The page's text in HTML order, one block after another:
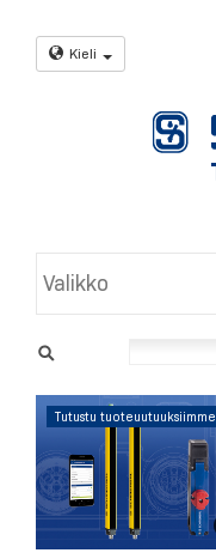
Kieli
Valikko
Tutustu
Saat lisätietoja
napsauttamalla
tästä.